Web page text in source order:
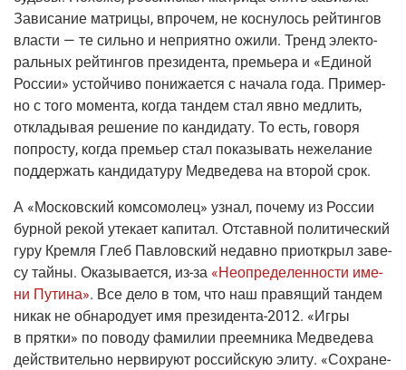
Зави­са­ние мат­ри­цы, впро­чем, не кос­ну­лось рей­тин­гов
вла­сти — те силь­но и непри­ят­но ожи­ли. Тренд элек­то­
раль­ных рей­тин­гов пре­зи­ден­та, пре­мье­ра и «Еди­ной
Рос­сии» устой­чи­во пони­жа­ет­ся с нача­ла года. При­мер­
но с того момен­та, когда тан­дем стал явно мед­лить,
откла­ды­вая реше­ние по кан­ди­да­ту. То есть, гово­ря
попро­сту, когда пре­мьер стал пока­зы­вать неже­ла­ние
под­дер­жать кан­ди­да­ту­ру Мед­ве­де­ва на вто­рой срок.
А «Мос­ков­ский ком­со­мо­лец» узнал, поче­му из Рос­сии
бур­ной рекой уте­ка­ет капи­тал. Отстав­ной поли­ти­че­ский
гуру Крем­ля Глеб Пав­лов­ский недав­но при­от­крыл заве­
су тай­ны. Ока­зы­ва­ет­ся, из-за «Неопре­де­лен­но­сти име­
ни Пути­на». Все дело в том, что наш пра­вя­щий тан­дем
никак не обна­ро­ду­ет имя пре­зи­ден­та-2012. «Игры
в прят­ки» по пово­ду фами­лии пре­ем­ни­ка Мед­ве­де­ва
дей­стви­тель­но нер­ви­ру­ют рос­сий­скую эли­ту. «Сохра­не­